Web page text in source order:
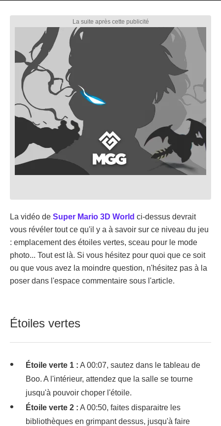
La vidéo de Super Mario 3D World ci-dessus devrait
vous révéler tout ce qu'il y a à savoir sur ce niveau du jeu
: emplacement des étoiles vertes, sceau pour le mode
photo... Tout est là. Si vous hésitez pour quoi que ce soit
ou que vous avez la moindre question, n'hésitez pas à la
poser dans l'espace commentaire sous l'article.
Étoiles vertes
Étoile verte 1 : A 00:07, sautez dans le tableau de
Boo. A l'intérieur, attendez que la salle se tourne
jusqu'à pouvoir choper l'étoile.
Étoile verte 2 : A 00:50, faites disparaitre les
bibliothèques en grimpant dessus, jusqu'à faire